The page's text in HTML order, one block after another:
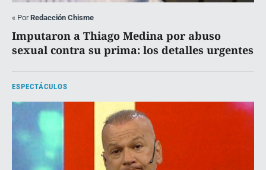
« PorRedacción Chisme
Imputaron a Thiago Medina por abuso
sexual contra su prima: los detalles urgentes
ESPECTÁCULOS